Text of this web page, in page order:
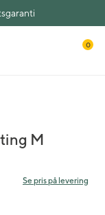
0
M
Se pris på levering